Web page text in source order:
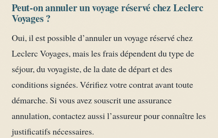
Peut-on annuler un voyage réservé chez Leclerc
Voyages ?
Oui, il est possible d’annuler un voyage réservé chez
Leclerc Voyages, mais les frais dépendent du type de
séjour, du voyagiste, de la date de départ et des
conditions signées. Vérifiez votre contrat avant toute
démarche. Si vous avez souscrit une assurance
annulation, contactez aussi l’assureur pour connaître les
justificatifs nécessaires.